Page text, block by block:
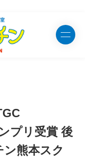
プリ受賞 後
熊本スク